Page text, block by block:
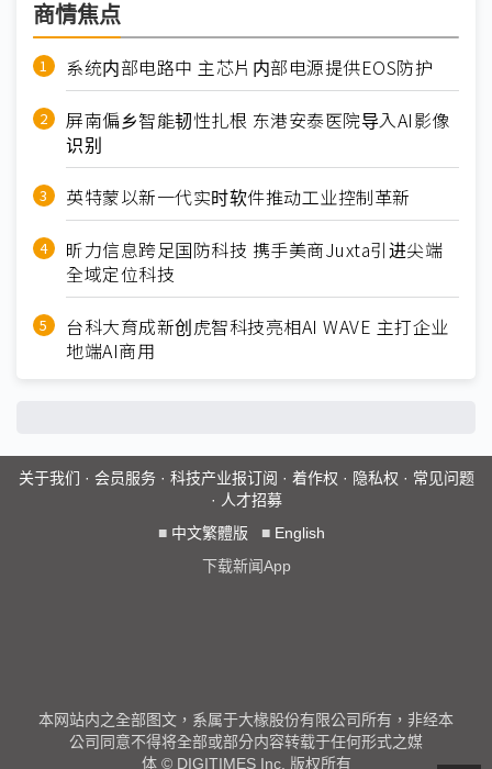
商情焦点
系统内部电路中 主芯片内部电源提供EOS防护
屏南偏乡智能韧性扎根 东港安泰医院导入AI影像
识别
英特蒙以新一代实时软件推动工业控制革新
昕力信息跨足国防科技 携手美商Juxta引进尖端
全域定位科技
台科大育成新创虎智科技亮相AI WAVE 主打企业
地端AI商用
关于我们 · 会员服务· 科技产业报订阅 · 着作权 · 隐私权 · 常见问题
· 人才招募
■ 中文繁體版 ■ English
下载新闻App
本网站内之全部图文，系属于大椽股份有限公司所有，非经本
公司同意不得将全部或部分内容转载于任何形式之媒
体 © DIGITIMES Inc. 版权所有